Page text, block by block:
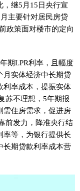
继5月15日央行宣
主要针对居民房贷
政策面对楼市的定向
期LPR利率，且幅度
月实体经济中长期贷
利率成本，提振实体
苏不理想，5年期报
需住房需求，促进房
前发力，降准央行结
率等，为银行提供长
长期贷款利率成本营